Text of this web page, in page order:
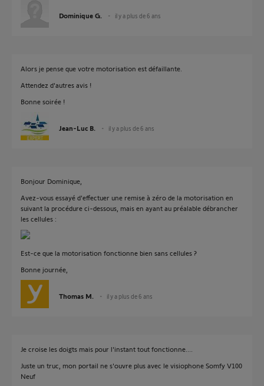
Dominique G. il y a plus de 6 ans
Alors je pense que votre motorisation est défaillante.
Attendez d'autres avis !
Bonne soirée !
Jean-Luc B. il y a plus de 6 ans
Bonjour Dominique,
Avez-vous essayé d'effectuer une remise à zéro de la motorisation en
suivant la procédure ci-dessous, mais en ayant au préalable débrancher
les cellules :
Est-ce que la motorisation fonctionne bien sans cellules ?
Bonne journée,
Thomas M. il y a plus de 6 ans
Je croise les doigts mais pour l'instant tout fonctionne....
Juste un truc, mon portail ne s'ouvre plus avec le visiophone Somfy V100
Neuf